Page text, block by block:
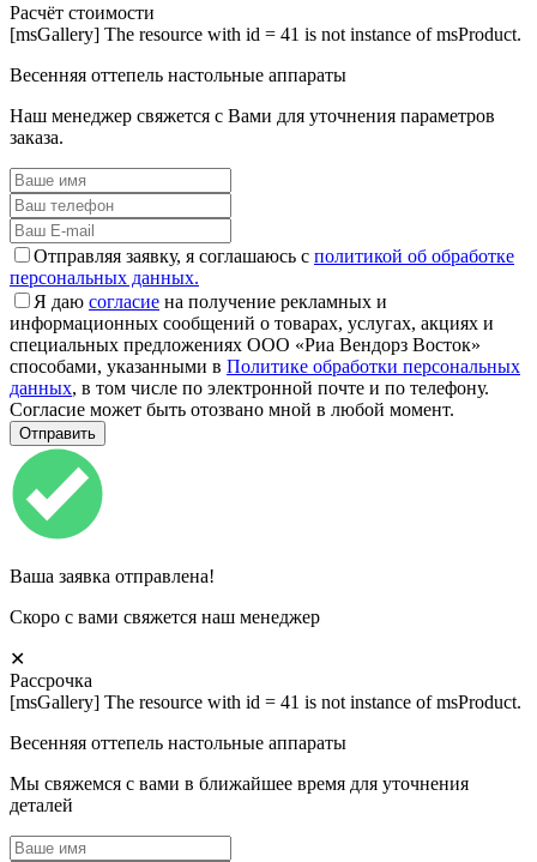
Расчёт стоимости
[msGallery] The resource with id = 41 is not instance of msProduct.
Весенняя оттепель настольные аппараты
Наш менеджер свяжется с Вами для уточнения параметров
заказа.
Отправляя заявку, я соглашаюсь с политикой об обработке
персональных данных.
Я даю согласие на получение рекламных и
информационных сообщений о товарах, услугах, акциях и
специальных предложениях ООО «Риа Вендорз Восток»
способами, указанными в Политике обработки персональных
данных, в том числе по электронной почте и по телефону.
Согласие может быть отозвано мной в любой момент.
Ваша заявка отправлена!
Скоро с вами свяжется наш менеджер
✕
Рассрочка
[msGallery] The resource with id = 41 is not instance of msProduct.
Весенняя оттепель настольные аппараты
Мы свяжемся с вами в ближайшее время для уточнения
деталей